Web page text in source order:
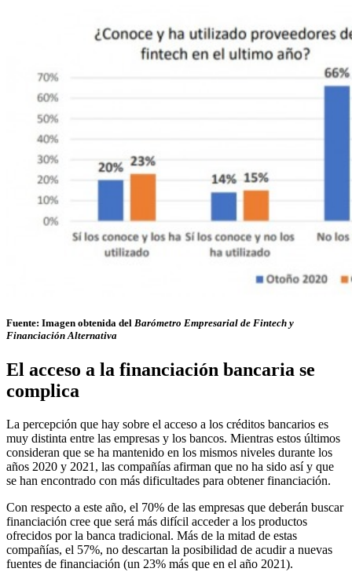
Fuente: Imagen obtenida del Barómetro Empresarial de Fintech y
Financiación Alternativa
El acceso a la financiación bancaria se
complica
La percepción que hay sobre el acceso a los créditos bancarios es
muy distinta entre las empresas y los bancos. Mientras estos últimos
consideran que se ha mantenido en los mismos niveles durante los
años 2020 y 2021, las compañías afirman que no ha sido así y que
se han encontrado con más dificultades para obtener financiación.
Con respecto a este año, el 70% de las empresas que deberán buscar
financiación cree que será más difícil acceder a los productos
ofrecidos por la banca tradicional. Más de la mitad de estas
compañías, el 57%, no descartan la posibilidad de acudir a nuevas
fuentes de financiación (un 23% más que en el año 2021).